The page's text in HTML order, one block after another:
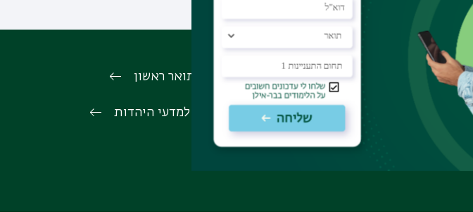
קטלוג הקורסים הרשמה לתואר ראשון
מפת קמפוס הפקולטה למדעי היהדות